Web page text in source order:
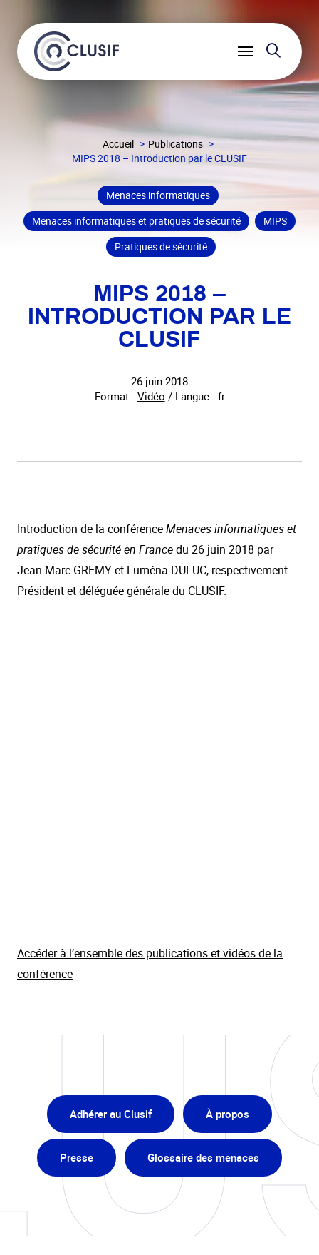
Ouvrir
Accueil
Publications
MIPS 2018 – Introduction par le CLUSIF
Menaces informatiques
Menaces informatiques et pratiques de sécurité
MIPS
Pratiques de sécurité
MIPS 2018 –
INTRODUCTION PAR LE
CLUSIF
26 juin 2018
Format : Vidéo / Langue : fr
Introduction de la conférenceMenaces informatiques et
pratiques de sécurité en Francedu 26 juin 2018 par
Jean-Marc GREMY et Luména DULUC, respectivement
Président et déléguée générale du CLUSIF.
Accéder à l’ensemble des publications et vidéos de la
conférence
Adhérer au Clusif À propos
Presse Glossaire des menaces